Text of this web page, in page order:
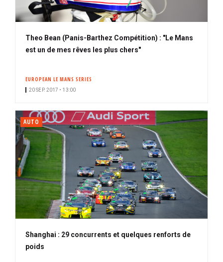
Theo Bean (Panis-Barthez Compétition) : "Le Mans
est un de mes rêves les plus chers"
EUROPEAN LE MANS SERIES
20 SEP. 2017 • 13:00
AUTO
Shanghai : 29 concurrents et quelques renforts de
poids